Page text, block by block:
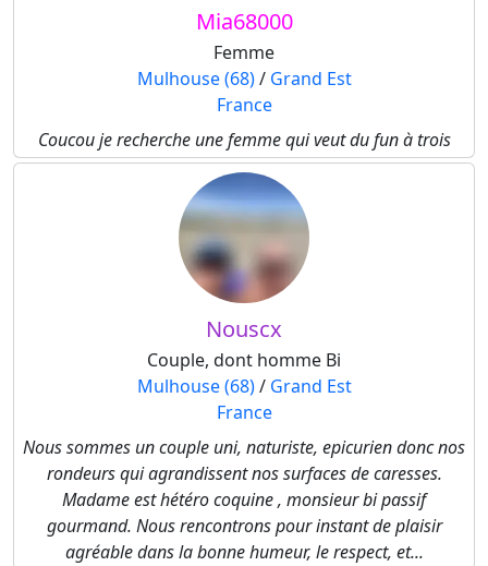
Mia68000
Femme
Mulhouse (68)/ Grand Est
France
Coucou je recherche une femme qui veut du fun à trois
Nouscx
Couple, dont homme Bi
Mulhouse (68)/ Grand Est
France
Nous sommes un couple uni, naturiste, epicurien donc nos
rondeurs qui agrandissent nos surfaces de caresses.
Madame est hétéro coquine , monsieur bi passif
gourmand. Nous rencontrons pour instant de plaisir
agréable dans la bonne humeur, le respect, et...